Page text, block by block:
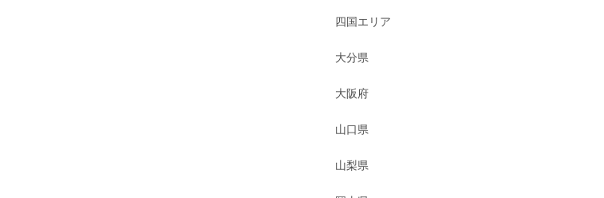
四国エリア
大分県
大阪府
山口県
山梨県